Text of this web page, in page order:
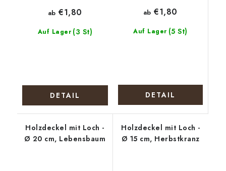
Auf Lager (3 St)
ab €1,80
DETAIL
Auf Lager (5 St)
ab €1,80
DETAIL
Holzdeckel mit Loch -
Ø 20 cm, Lebensbaum
Holzdeckel mit Loch -
Ø 15 cm, Herbstkranz